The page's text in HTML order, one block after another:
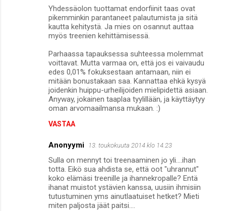
Yhdessäolon tuottamat endorfiinit taas ovat
pikemminkin parantaneet palautumista ja sitä
kautta kehitystä. Ja mies on osannut auttaa
myös treenien kehittämisessä.
Parhaassa tapauksessa suhteessa molemmat
voittavat. Mutta varmaa on, että jos ei vaivaudu
edes 0,01% fokuksestaan antamaan, niin ei
mitään bonustakaan saa. Kannattaa ehkä kysyä
joidenkin huippu-urheilijoiden mielipidettä asiaan.
Anyway, jokainen taaplaa tyylillään, ja käyttäytyy
oman arvomaailmansa mukaan. :)
VASTAA
Anonyymi 13. toukokuuta 2014 klo 14.23
Sulla on mennyt toi treenaaminen jo yli....ihan
totta. Eikö sua ahdista se, että oot "uhrannut"
koko elämäsi treenille ja ihannekropalle? Entä
ihanat muistot ystävien kanssa, uusiin ihmisiin
tutustuminen yms ainutlaatuiset hetket? Mieti
miten paljosta jäät paitsi....